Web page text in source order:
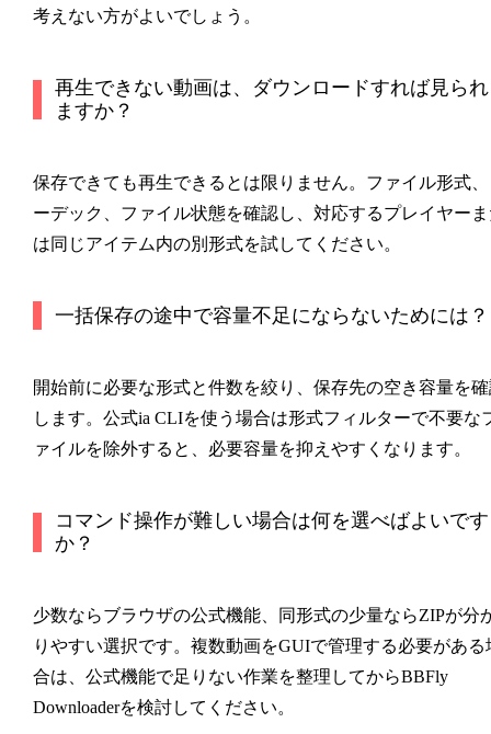
考えない方がよいでしょう。
再生できない動画は、ダウンロードすれば見られ
ますか？
保存できても再生できるとは限りません。ファイル形式
ーデック、ファイル状態を確認し、対応するプレイヤー
は同じアイテム内の別形式を試してください。
一括保存の途中で容量不足にならないためには？
開始前に必要な形式と件数を絞り、保存先の空き容量を
します。公式ia CLIを使う場合は形式フィルターで不要な
ァイルを除外すると、必要容量を抑えやすくなります。
コマンド操作が難しい場合は何を選べばよいです
か？
少数ならブラウザの公式機能、同形式の少量ならZIPが分
りやすい選択です。複数動画をGUIで管理する必要がある
合は、公式機能で足りない作業を整理してからBBFly
Downloaderを検討してください。